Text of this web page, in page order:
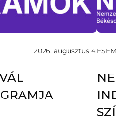
2026. augusztus 4.